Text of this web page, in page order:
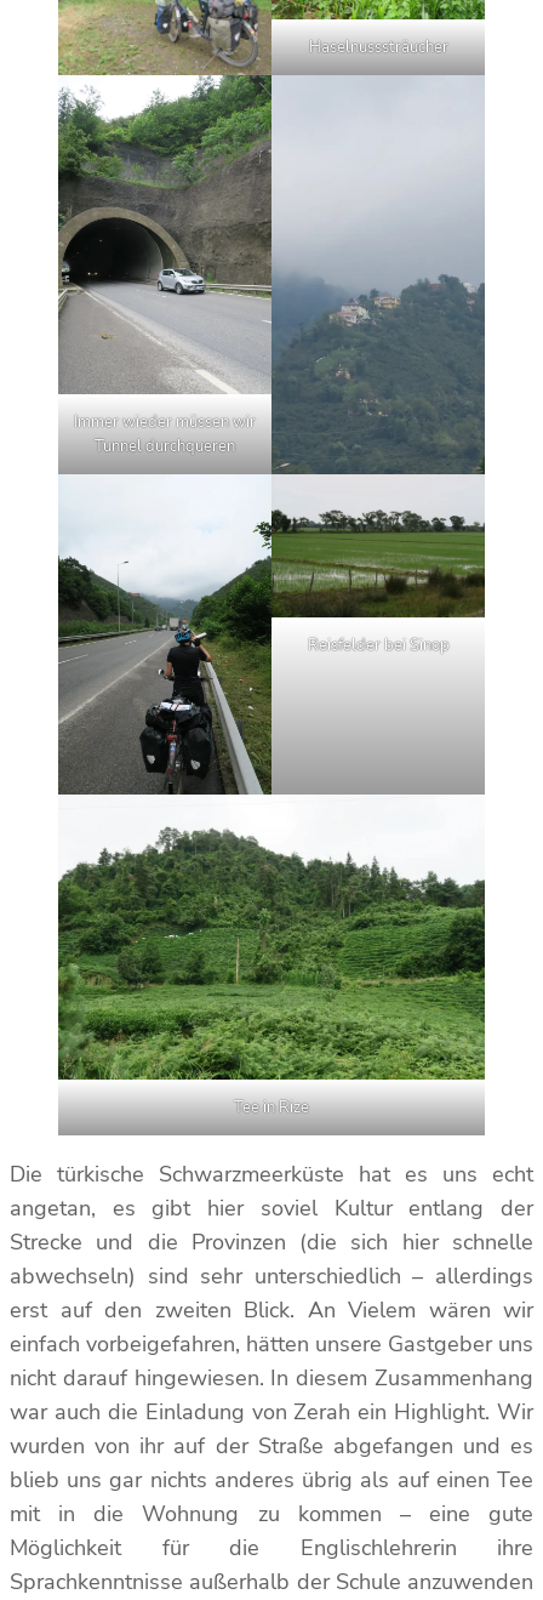
Haselnusssträucher
Immer wieder müssen wir
Tunnel durchqueren
Reisfelder bei Sinop
Tee in Rize
Die türkische Schwarzmeerküste hat es uns echt
angetan, es gibt hier soviel Kultur entlang der
Strecke und die Provinzen (die sich hier schnelle
abwechseln) sind sehr unterschiedlich – allerdings
erst auf den zweiten Blick. An Vielem wären wir
einfach vorbeigefahren, hätten unsere Gastgeber uns
nicht darauf hingewiesen. In diesem Zusammenhang
war auch die Einladung von Zerah ein Highlight. Wir
wurden von ihr auf der Straße abgefangen und es
blieb uns gar nichts anderes übrig als auf einen Tee
mit in die Wohnung zu kommen – eine gute
Möglichkeit für die Englischlehrerin ihre
Sprachkenntnisse außerhalb der Schule anzuwenden